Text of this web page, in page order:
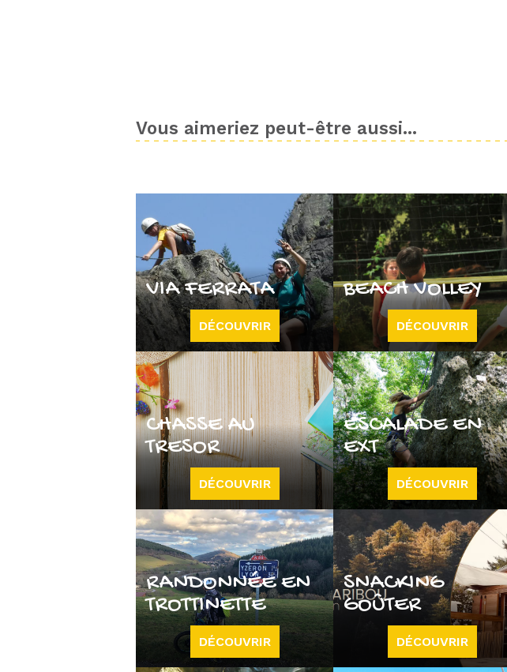
Vous aimeriez peut-être aussi...
VIA FERRATA
DÉCOUVRIR
BEACH VOLLEY
DÉCOUVRIR
CHASSE AU
TRESOR
DÉCOUVRIR
ESCALADE EN
EXT
DÉCOUVRIR
RANDONNÉE EN
TROTTINETTE
DÉCOUVRIR
SNACKING
GOÛTER
DÉCOUVRIR